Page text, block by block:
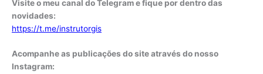
Visite o meu canal do Telegram e fique por dentro das
novidades:
https://t.me/instrutorgis
Acompanhe as publicações do site através do nosso
Instagram: